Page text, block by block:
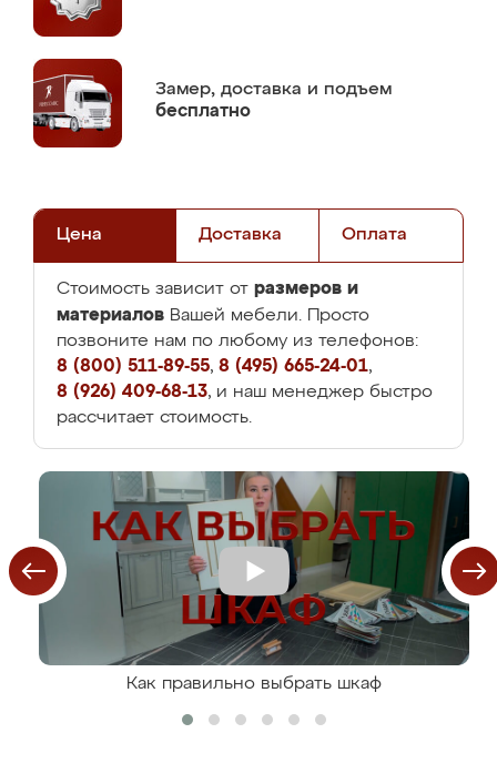
Замер, доставка и подъем
бесплатно
Цена Доставка Оплата
Стоимость зависит от размеров и
материалов Вашей мебели. Просто
позвоните нам по любому из телефонов:
8 (800) 511-89-55, 8 (495) 665-24-01,
8 (926) 409-68-13, и наш менеджер быстро
рассчитает стоимость.
Как правильно выбрать шкаф